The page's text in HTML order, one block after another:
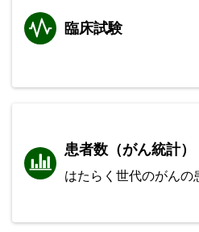
臨床試験
患者数（がん統計）
はたらく世代のがんの